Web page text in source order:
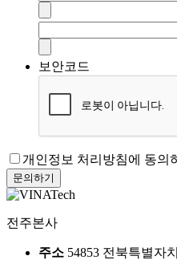
보안코드
개인정보 처리방침에 동의
문의하기
전주본사
주소 54853 전북특별자